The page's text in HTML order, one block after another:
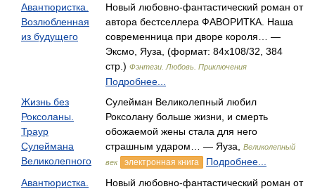
Авантюристка.
Возлюбленная
из будущего
Новый любовно-фантастический роман от
автора бестселлера ФАВОРИТКА. Наша
современница при дворе короля… —
Эксмо, Яуза, (формат: 84x108/32, 384
стр.) Фэнтези. Любовь. Приключения
Подробнее...
Жизнь без
Роксоланы.
Траур
Сулеймана
Великолепного
Сулейман Великолепный любил
Роксолану больше жизни, и смерть
обожаемой жены стала для него
страшным ударом… — Яуза,
Великолепный
век
электронная книга
Подробнее...
Авантюристка.
Новый любовно-фантастический роман от